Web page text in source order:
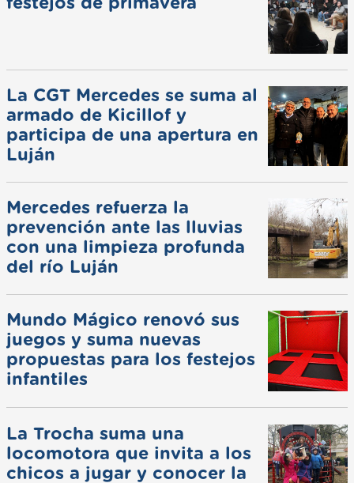
La CGT Mercedes se suma al
armado de Kicillof y
participa de una apertura en
Luján
Mercedes refuerza la
prevención ante las lluvias
con una limpieza profunda
del río Luján
Mundo Mágico renovó sus
juegos y suma nuevas
propuestas para los festejos
infantiles
La Trocha suma una
locomotora que invita a los
chicos a jugar y conocer la